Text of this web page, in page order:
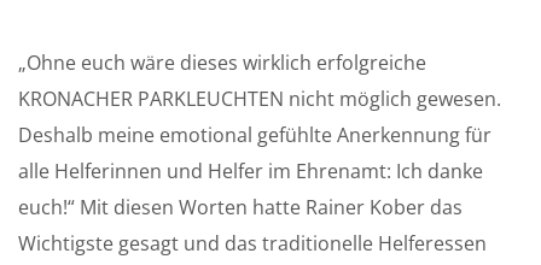
„Ohne euch wäre dieses wirklich erfolgreiche
KRONACHER PARKLEUCHTEN nicht möglich gewesen.
Deshalb meine emotional gefühlte Anerkennung für
alle Helferinnen und Helfer im Ehrenamt: Ich danke
euch!“ Mit diesen Worten hatte Rainer Kober das
Wichtigste gesagt und das traditionelle Helferessen